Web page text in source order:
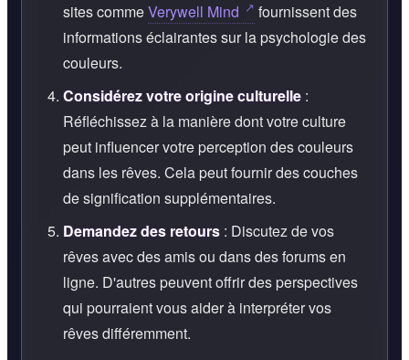
sites commeVerywell Mind
fournissent des
informations éclairantes sur la psychologie des
couleurs.
Considérez votre origine culturelle :
Réfléchissez à la manière dont votre culture
peut influencer votre perception des couleurs
dans les rêves. Cela peut fournir des couches
de signification supplémentaires.
Demandez des retours : Discutez de vos
rêves avec des amis ou dans des forums en
ligne. D'autres peuvent offrir des perspectives
qui pourraient vous aider à interpréter vos
rêves différemment.